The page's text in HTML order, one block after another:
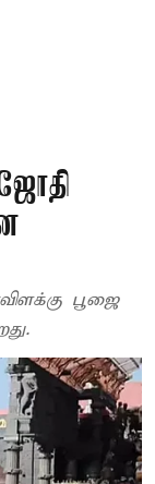
பூஜை